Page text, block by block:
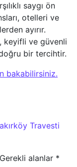
saygı ön
otelleri ve
ayırır.
keyifli ve güvenli
bir tercihtir.
bakabilirsiniz.
Travesti
Gerekli alanlar *